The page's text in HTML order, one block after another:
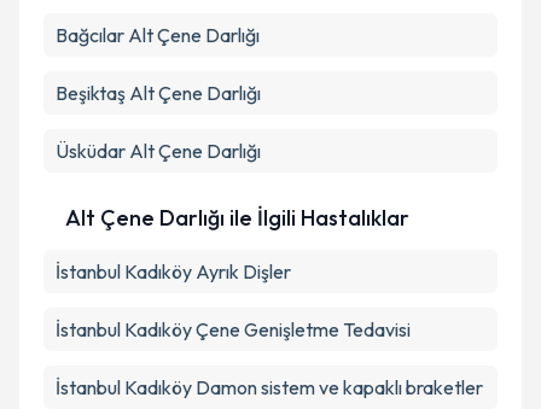
Takvim Talebini Gönder
Bağcılar Alt Çene Darlığı
Beşiktaş Alt Çene Darlığı
Üsküdar Alt Çene Darlığı
Alt Çene Darlığı ile İlgili Hastalıklar
İstanbul Kadıköy Ayrık Dişler
İstanbul Kadıköy Çene Genişletme Tedavisi
İstanbul Kadıköy Damon sistem ve kapaklı braketler